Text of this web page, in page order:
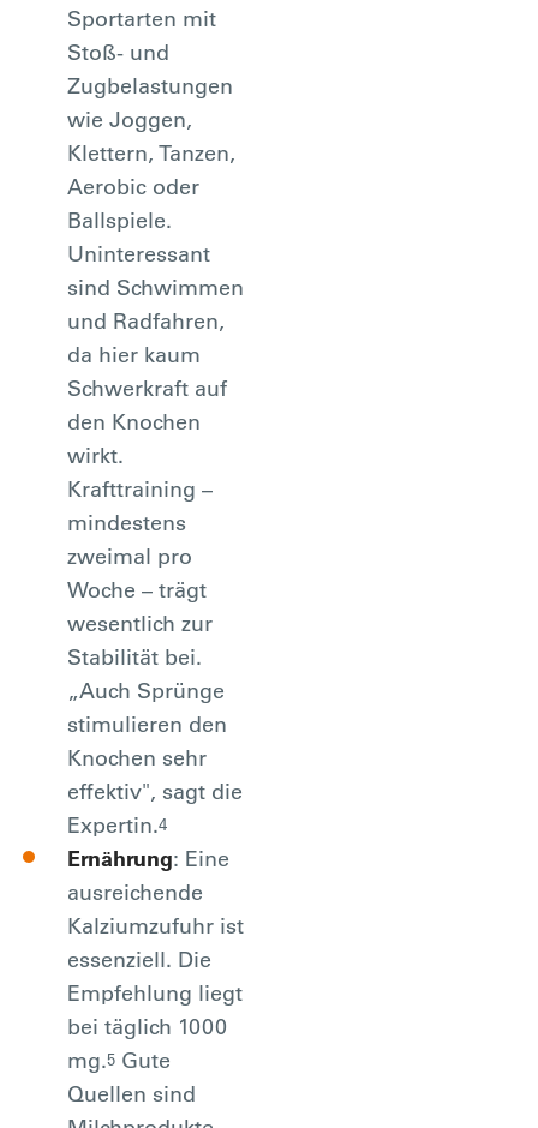
Sportarten mit
Stoß- und
Zugbelastungen
wie Joggen,
Klettern, Tanzen,
Aerobic oder
Ballspiele.
Uninteressant
sind Schwimmen
und Radfahren,
da hier kaum
Schwerkraft auf
den Knochen
wirkt.
Krafttraining –
mindestens
zweimal pro
Woche – trägt
wesentlich zur
Stabilität bei.
„Auch Sprünge
stimulieren den
Knochen sehr
effektiv", sagt die
Expertin.4
Ernährung: Eine
ausreichende
Kalziumzufuhr ist
essenziell. Die
Empfehlung liegt
bei täglich 1000
mg.5 Gute
Quellen sind